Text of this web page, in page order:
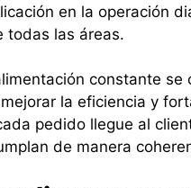
en la operación
todas las áreas.
constante
la eficiencia y
pedido llegue al
de manera